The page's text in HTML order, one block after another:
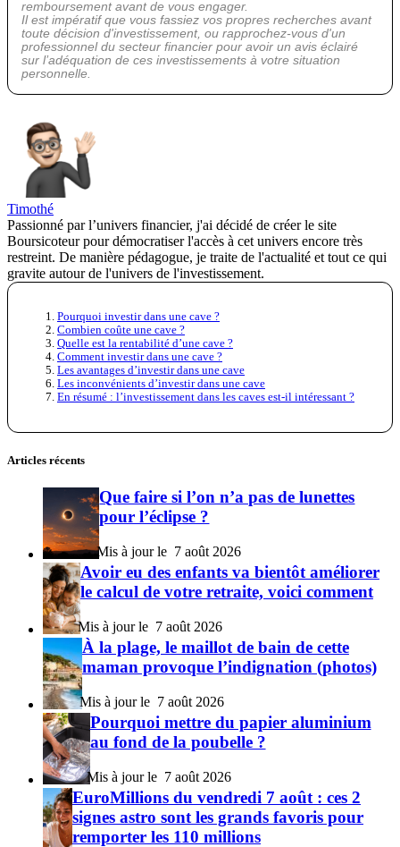
remboursement avant de vous engager.
Il est impératif que vous fassiez vos propres recherches avant
toute décision d'investissement, ou rapprochez-vous d'un
professionnel du secteur financier pour avoir un avis éclairé
sur l’adéquation de ces investissements à votre situation
personnelle.
Timothé
Passionné par l’univers financier, j'ai décidé de créer le site
Boursicoteur pour démocratiser l'accès à cet univers encore très
restreint. De manière pédagogue, je traite de l'actualité et tout ce qui
gravite autour de l'univers de l'investissement.
Pourquoi investir dans une cave ?
Combien coûte une cave ?
Quelle est la rentabilité d’une cave ?
Comment investir dans une cave ?
Les avantages d’investir dans une cave
Les inconvénients d’investir dans une cave
En résumé : l’investissement dans les caves est-il intéressant ?
Articles récents
Que faire si l’on n’a pas de lunettes
pour l’éclipse ?
7 août 2026
Avoir eu des enfants va bientôt améliorer
le calcul de votre retraite, voici comment
7 août 2026
À la plage, le maillot de bain de cette
maman provoque l’indignation (photos)
7 août 2026
Pourquoi mettre du papier aluminium
au fond de la poubelle ?
7 août 2026
EuroMillions du vendredi 7 août : ces 2
signes astro sont les grands favoris pour
remporter les 110 millions